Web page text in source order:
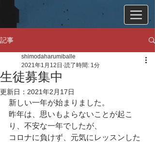
記事
生徒募集中
shimodaharumiballe
2021年1月12日 読了時間: 1分
更新日： 2021年2月17日
新しい一年が始まりました。
昨年は、思いもよらないことが起こ
り、不安な一年でしたが、
コロナに負けず、元気にレッスンした